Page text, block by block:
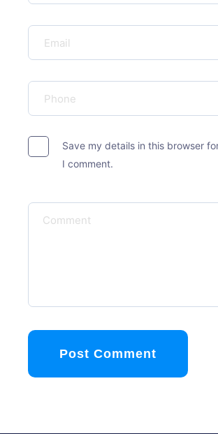
Save my details in this browser
I comment.
Post Comment